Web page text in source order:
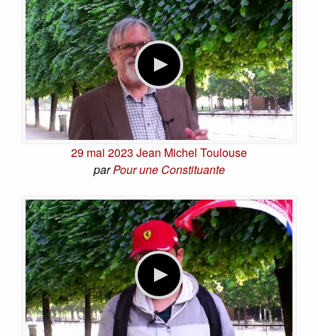
29 mai 2023 Jean Michel Toulouse
parPour une Constituante